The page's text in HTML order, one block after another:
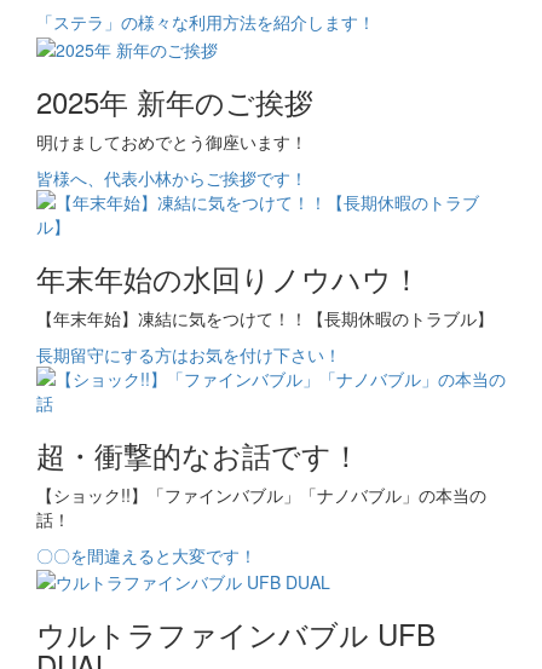
「ステラ」の様々な利用方法を紹介します！
2025年 新年のご挨拶
明けましておめでとう御座います！
皆様へ、代表小林からご挨拶です！
年末年始の水回りノウハウ！
【年末年始】凍結に気をつけて！！【長期休暇のトラブル】
長期留守にする方はお気を付け下さい！
超・衝撃的なお話です！
【ショック!!】「ファインバブル」「ナノバブル」の本当の
話！
〇〇を間違えると大変です！
ウルトラファインバブル UFB